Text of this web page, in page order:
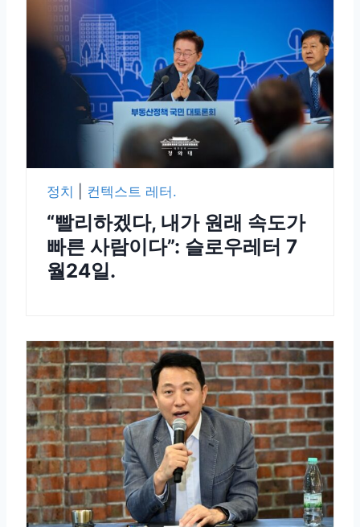
정치 컨텍스트 레터.
“빨리하겠다, 내가 원래 속도가
빠른 사람이다”: 슬로우레터 7
월24일.